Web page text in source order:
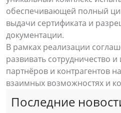
обеспечивающей полный
выдачи сертификата и
документации.
В рамках реализации
развивать сотрудничество
партнёров и контрагентов
взаимных возможностях и
Последние